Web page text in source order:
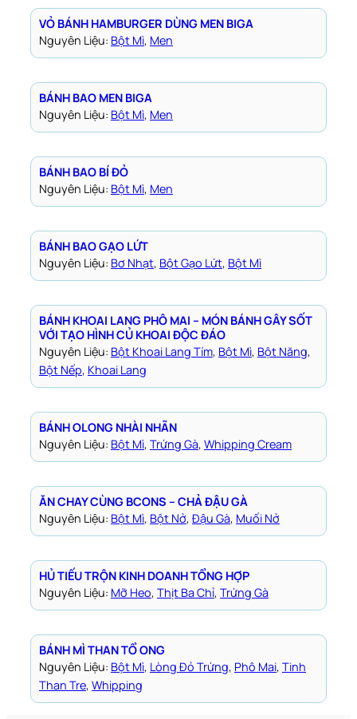
VỎ BÁNH HAMBURGER DÙNG MEN BIGA
Nguyên Liệu: Bột Mì, Men
BÁNH BAO MEN BIGA
Nguyên Liệu: Bột Mì, Men
BÁNH BAO BÍ ĐỎ
Nguyên Liệu: Bột Mì, Men
BÁNH BAO GẠO LỨT
Nguyên Liệu: Bơ Nhạt, Bột Gạo Lứt, Bột Mì
BÁNH KHOAI LANG PHÔ MAI – MÓN BÁNH GÂY SỐT
VỚI TẠO HÌNH CỦ KHOAI ĐỘC ĐÁO
Nguyên Liệu: Bột Khoai Lang Tím, Bột Mì, Bột Năng
Bột Nếp, Khoai Lang
BÁNH OLONG NHÀI NHÃN
Nguyên Liệu: Bột Mì, Trứng Gà, Whipping Cream
ĂN CHAY CÙNG BCONS – CHẢ ĐẬU GÀ
Nguyên Liệu: Bột Mì, Bột Nở, Đậu Gà, Muối Nở
HỦ TIẾU TRỘN KINH DOANH TỔNG HỢP
Nguyên Liệu: Mỡ Heo, Thịt Ba Chỉ, Trứng Gà
BÁNH MÌ THAN TỔ ONG
Nguyên Liệu: Bột Mì, Lòng Đỏ Trứng, Phô Mai, Tinh
Than Tre, Whipping